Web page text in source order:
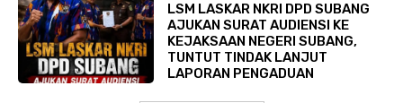
LSM LASKAR NKRI DPD SUBANG
AJUKAN SURAT AUDIENSI KE
KEJAKSAAN NEGERI SUBANG,
TUNTUT TINDAK LANJUT
LAPORAN PENGADUAN